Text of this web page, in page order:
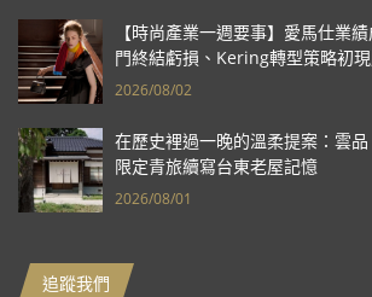
【時尚產業一週要事】愛馬仕業
門終結虧損、Kering轉型策略初
報亮眼
2026/08/02
在歷史裡過一晚的溫柔提案：雲
限定青旅續寫台東老屋記憶
2026/08/01
追蹤我們